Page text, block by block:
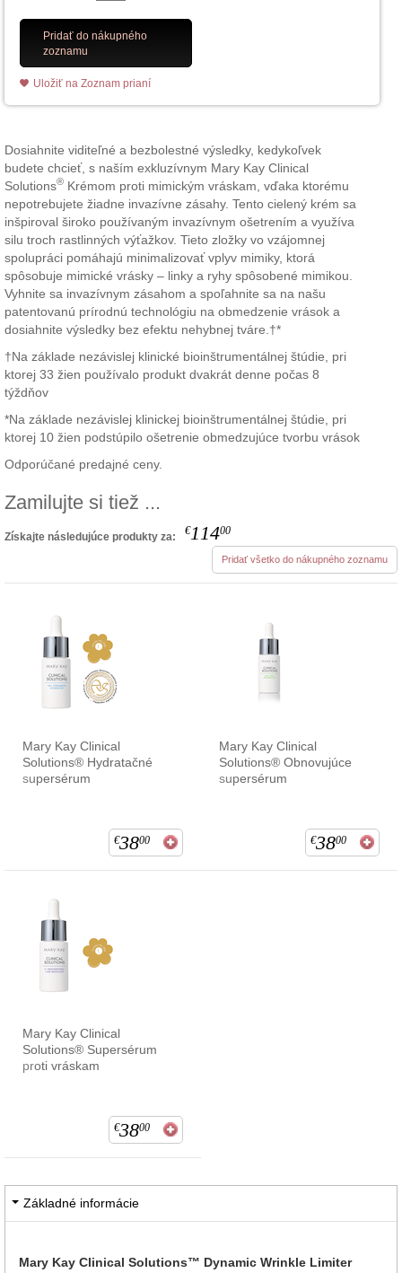
Pridať do nákupného
zoznamu
Uložiť na Zoznam prianí
Dosiahnite viditeľné a bezbolestné výsledky, kedykoľvek
budete chcieť, s naším exkluzívnym Mary Kay Clinical
Solutions® Krémom proti mimickým vráskam, vďaka ktorému
nepotrebujete žiadne invazívne zásahy. Tento cielený krém sa
inšpiroval široko používaným invazívnym ošetrením a využíva
silu troch rastlinných výťažkov. Tieto zložky vo vzájomnej
spolupráci pomáhajú minimalizovať vplyv mimiky, ktorá
spôsobuje mimické vrásky – linky a ryhy spôsobené mimikou.
Vyhnite sa invazívnym zásahom a spoľahnite sa na našu
patentovanú prírodnú technológiu na obmedzenie vrások a
dosiahnite výsledky bez efektu nehybnej tváre.†*
†Na základe nezávislej klinické bioinštrumentálnej štúdie, pri
ktorej 33 žien používalo produkt dvakrát denne počas 8
týždňov
*Na základe nezávislej klinickej bioinštrumentálnej štúdie, pri
ktorej 10 žien podstúpilo ošetrenie obmedzujúce tvorbu vrások
Odporúčané predajné ceny.
Zamilujte si tiež ...
Získajte následujúce produkty za: €11400
Pridať všetko do nákupného zoznamu
Mary Kay Clinical
Solutions® Hydratačné
supersérum
€3800
Mary Kay Clinical
Solutions® Obnovujúce
supersérum
€3800
Mary Kay Clinical
Solutions® Supersérum
proti vráskam
€3800
Základné informácie
Mary Kay Clinical Solutions™ Dynamic Wrinkle Limiter